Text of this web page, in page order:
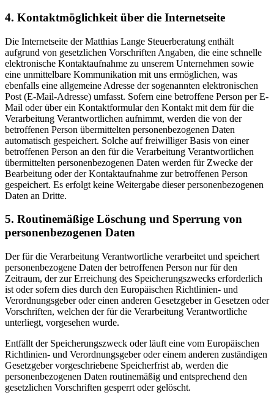
4. Kontaktmöglichkeit über die Internetseite
Die Internetseite der Matthias Lange Steuerberatung enthält
aufgrund von gesetzlichen Vorschriften Angaben, die eine schnelle
elektronische Kontaktaufnahme zu unserem Unternehmen sowie
eine unmittelbare Kommunikation mit uns ermöglichen, was
ebenfalls eine allgemeine Adresse der sogenannten elektronischen
Post (E-Mail-Adresse) umfasst. Sofern eine betroffene Person per E-
Mail oder über ein Kontaktformular den Kontakt mit dem für die
Verarbeitung Verantwortlichen aufnimmt, werden die von der
betroffenen Person übermittelten personenbezogenen Daten
automatisch gespeichert. Solche auf freiwilliger Basis von einer
betroffenen Person an den für die Verarbeitung Verantwortlichen
übermittelten personenbezogenen Daten werden für Zwecke der
Bearbeitung oder der Kontaktaufnahme zur betroffenen Person
gespeichert. Es erfolgt keine Weitergabe dieser personenbezogenen
Daten an Dritte.
5. Routinemäßige Löschung und Sperrung von
personenbezogenen Daten
Der für die Verarbeitung Verantwortliche verarbeitet und speichert
personenbezogene Daten der betroffenen Person nur für den
Zeitraum, der zur Erreichung des Speicherungszwecks erforderlich
ist oder sofern dies durch den Europäischen Richtlinien- und
Verordnungsgeber oder einen anderen Gesetzgeber in Gesetzen oder
Vorschriften, welchen der für die Verarbeitung Verantwortliche
unterliegt, vorgesehen wurde.
Entfällt der Speicherungszweck oder läuft eine vom Europäischen
Richtlinien- und Verordnungsgeber oder einem anderen zuständigen
Gesetzgeber vorgeschriebene Speicherfrist ab, werden die
personenbezogenen Daten routinemäßig und entsprechend den
gesetzlichen Vorschriften gesperrt oder gelöscht.